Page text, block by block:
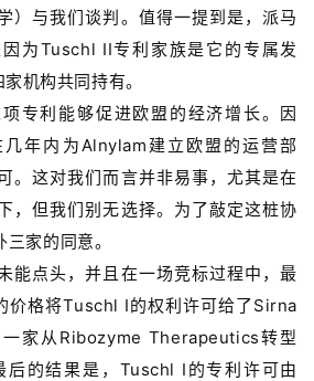
）与我们谈判。值得一提到是，派马
为Tuschl II专利家族是它的专属发
机构共同持有。
专利能够促进欧盟的经济增长。因
年内为Alnylam建立欧盟的运营部
。这对我们而言并非易事，尤其是在
，但我们别无选择。为了敲定这桩协
家的同意。
能点头，并且在一场竞标过程中，最
价格将Tuschl I的权利许可给了Sirna
家从Ribozyme Therapeutics转型
后的结果是，Tuschl I的专利许可由